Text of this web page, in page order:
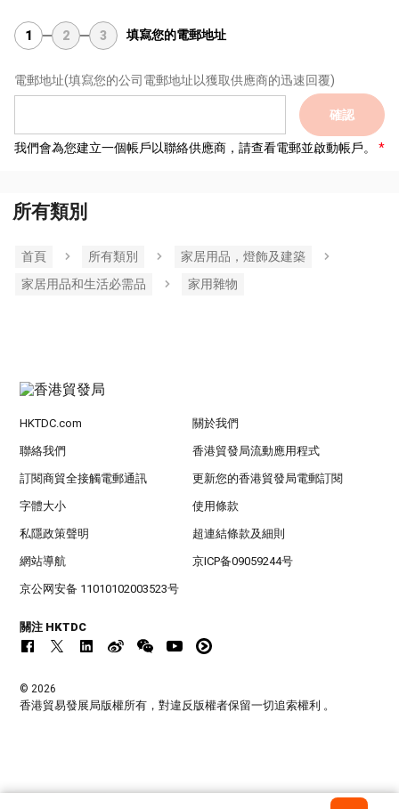
1 2 3 填寫您的電郵地址
電郵地址(填寫您的公司電郵地址以獲取供應商的迅速回覆)
確認
我們會為您建立一個帳戶以聯絡供應商，請查看電郵並啟動帳戶。
所有類別
首頁 所有類別
家居用品，燈飾及建築
家居用品和生活必需品
家用雜物
HKTDC.com 關於我們
聯絡我們 香港貿發局流動應用程式
訂閱商貿全接觸電郵通訊 更新您的香港貿發局電郵訂閱
字體大小 使用條款
私隱政策聲明 超連結條款及細則
網站導航 京ICP备09059244号
京公网安备 11010102003523号
關注 HKTDC
© 2026
香港貿易發展局版權所有，對違反版權者保留一切追索權利 。